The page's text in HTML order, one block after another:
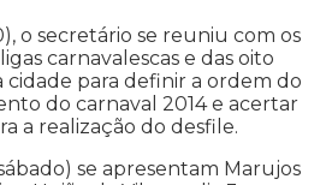
o secretário se reuniu com os
carnavalescas e das oito
cidade para definir a ordem do
do carnaval 2014 e acertar
a realização do desfile.
se apresentam Marujos